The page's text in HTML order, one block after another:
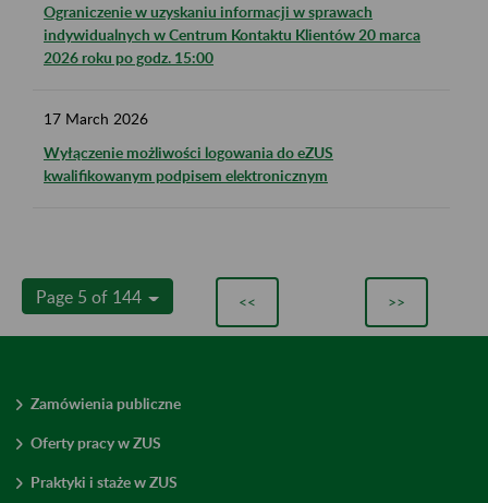
Ograniczenie w uzyskaniu informacji w sprawach
indywidualnych w Centrum Kontaktu Klientów 20 marca
2026 roku po godz. 15:00
17 March 2026
Wyłączenie możliwości logowania do eZUS
kwalifikowanym podpisem elektronicznym
Page 5 of 144 << >>
Zamówienia publiczne
Oferty pracy w ZUS
Praktyki i staże w ZUS